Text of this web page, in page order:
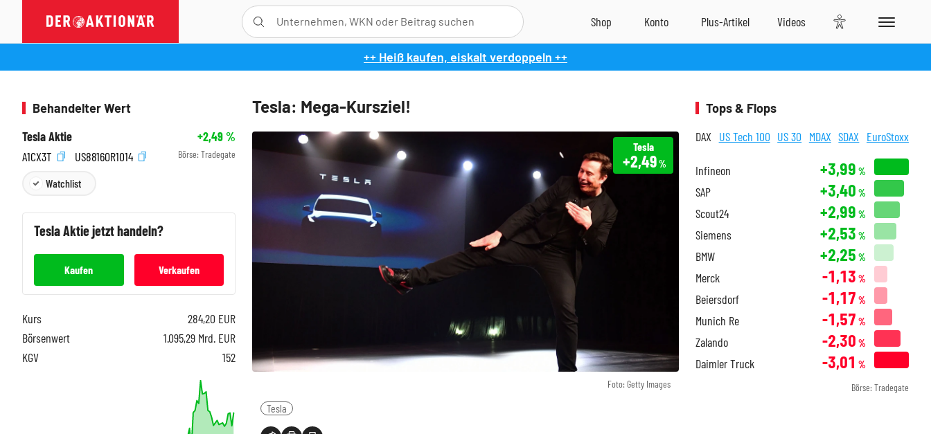
++ Heiß kaufen, eiskalt verdoppeln ++
Tesla: Mega-Kursziel!
Foto: Getty Images
Tesla
+2,49%
Tesla
Behandelter Wert
Tesla Aktie
+2,49%
A1CX3T
US88160R1014 Börse: Tradegate
Watchlist
TeslaAktie jetzt handeln?
Kaufen Verkaufen
Kurs 284,20 EUR
Börsenwert
1.095,29 Mrd. EUR
KGV
152
Tops & Flops
DAX US Tech 100 US 30 MDAX SDAX EuroStoxx
Infineon +3,99 %
SAP +3,40 %
Scout24 +2,99 %
Siemens +2,53 %
BMW +2,25 %
Merck -1,13 %
Beiersdorf -1,17 %
Munich Re -1,57 %
Zalando -2,30 %
Daimler Truck -3,01 %
Börse: Tradegate